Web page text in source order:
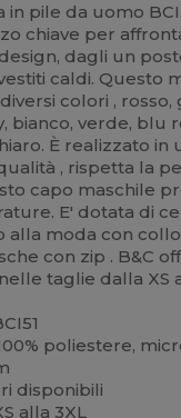
in pile da uomo
chiave per
dagli un
caldi. Questo
colori , rosso,
bianco, verde, blu
È realizzato in
, rispetta la
capo maschile
E' dotata di
alla moda con
con zip . B&C
taglie dalla XS
poliestere,
disponibili
alla 3XL